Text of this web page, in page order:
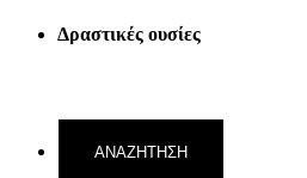
Δραστικές ουσίες